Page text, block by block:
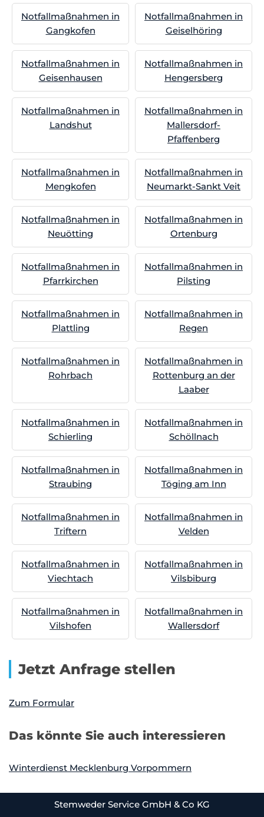
Notfallmaßnahmen in
Gangkofen
Notfallmaßnahmen in
Geiselhöring
Notfallmaßnahmen in
Geisenhausen
Notfallmaßnahmen in
Hengersberg
Notfallmaßnahmen in
Landshut
Notfallmaßnahmen in
Mallersdorf-
Pfaffenberg
Notfallmaßnahmen in
Mengkofen
Notfallmaßnahmen in
Neumarkt-Sankt Veit
Notfallmaßnahmen in
Neuötting
Notfallmaßnahmen in
Ortenburg
Notfallmaßnahmen in
Pfarrkirchen
Notfallmaßnahmen in
Pilsting
Notfallmaßnahmen in
Plattling
Notfallmaßnahmen in
Regen
Notfallmaßnahmen in
Rohrbach
Notfallmaßnahmen in
Rottenburg an der
Laaber
Notfallmaßnahmen in
Schierling
Notfallmaßnahmen in
Schöllnach
Notfallmaßnahmen in
Straubing
Notfallmaßnahmen in
Töging am Inn
Notfallmaßnahmen in
Triftern
Notfallmaßnahmen in
Velden
Notfallmaßnahmen in
Viechtach
Notfallmaßnahmen in
Vilsbiburg
Notfallmaßnahmen in
Vilshofen
Notfallmaßnahmen in
Wallersdorf
Jetzt Anfrage stellen
Zum Formular
Das könnte Sie auch interessieren
Winterdienst Mecklenburg Vorpommern
Stemweder Service GmbH & Co KG